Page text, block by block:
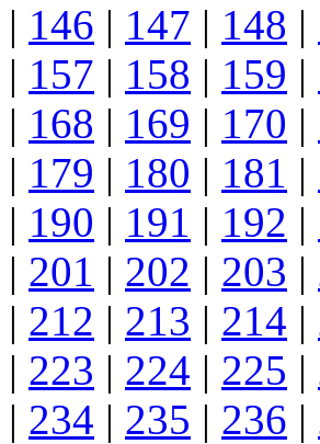
| 146 | 147 | 148 |
| 157 | 158 | 159 |
| 168 | 169 | 170 |
| 179 | 180 | 181 |
| 190 | 191 | 192 |
| 201 | 202 | 203 |
| 212 | 213 | 214 |
| 223 | 224 | 225 |
| 234 | 235 | 236 |